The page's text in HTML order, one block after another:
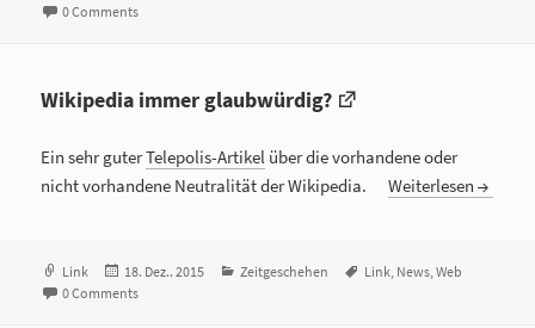
am
0 Comments
Wikipedia immer glaubwürdig?
Ein sehr guterTelepolis-Artikel über die vorhandene oder
nicht vorhandene Neutralität der Wikipedia.Weiterlesen
Format
Link
Veröffentlicht
am
18. Dez.. 2015 Kategorien
Zeitgeschehen Tags
Link, News,Web
0 Comments